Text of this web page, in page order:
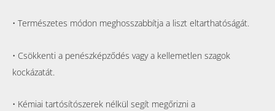
• Természetes módon meghosszabbítja a liszt eltarthatóságát.
• Csökkenti a penészképződés vagy a kellemetlen szagok
kockázatát.
• Kémiai tartósítószerek nélkül segít megőrizni a